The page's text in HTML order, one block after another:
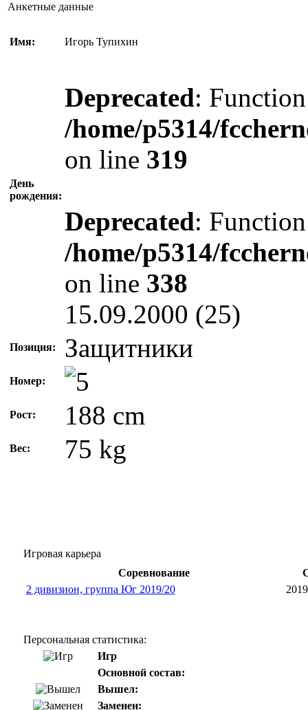
Анкетные данные
Имя: Игорь Тупихин
День
рождения:
Deprecated:
/home/p5314/
on line 319
Deprecated:
/home/p5314/
on line 338
15.09.2000 (25)
Позиция: Защитники
Номер:
Рост: 188 cm
Вес: 75 kg
Игровая карьера
Соревнование
2 дивизион, группа Юг 2019/20
Персональная статистика:
Игр
Основной состав:
Вышел:
Заменен: